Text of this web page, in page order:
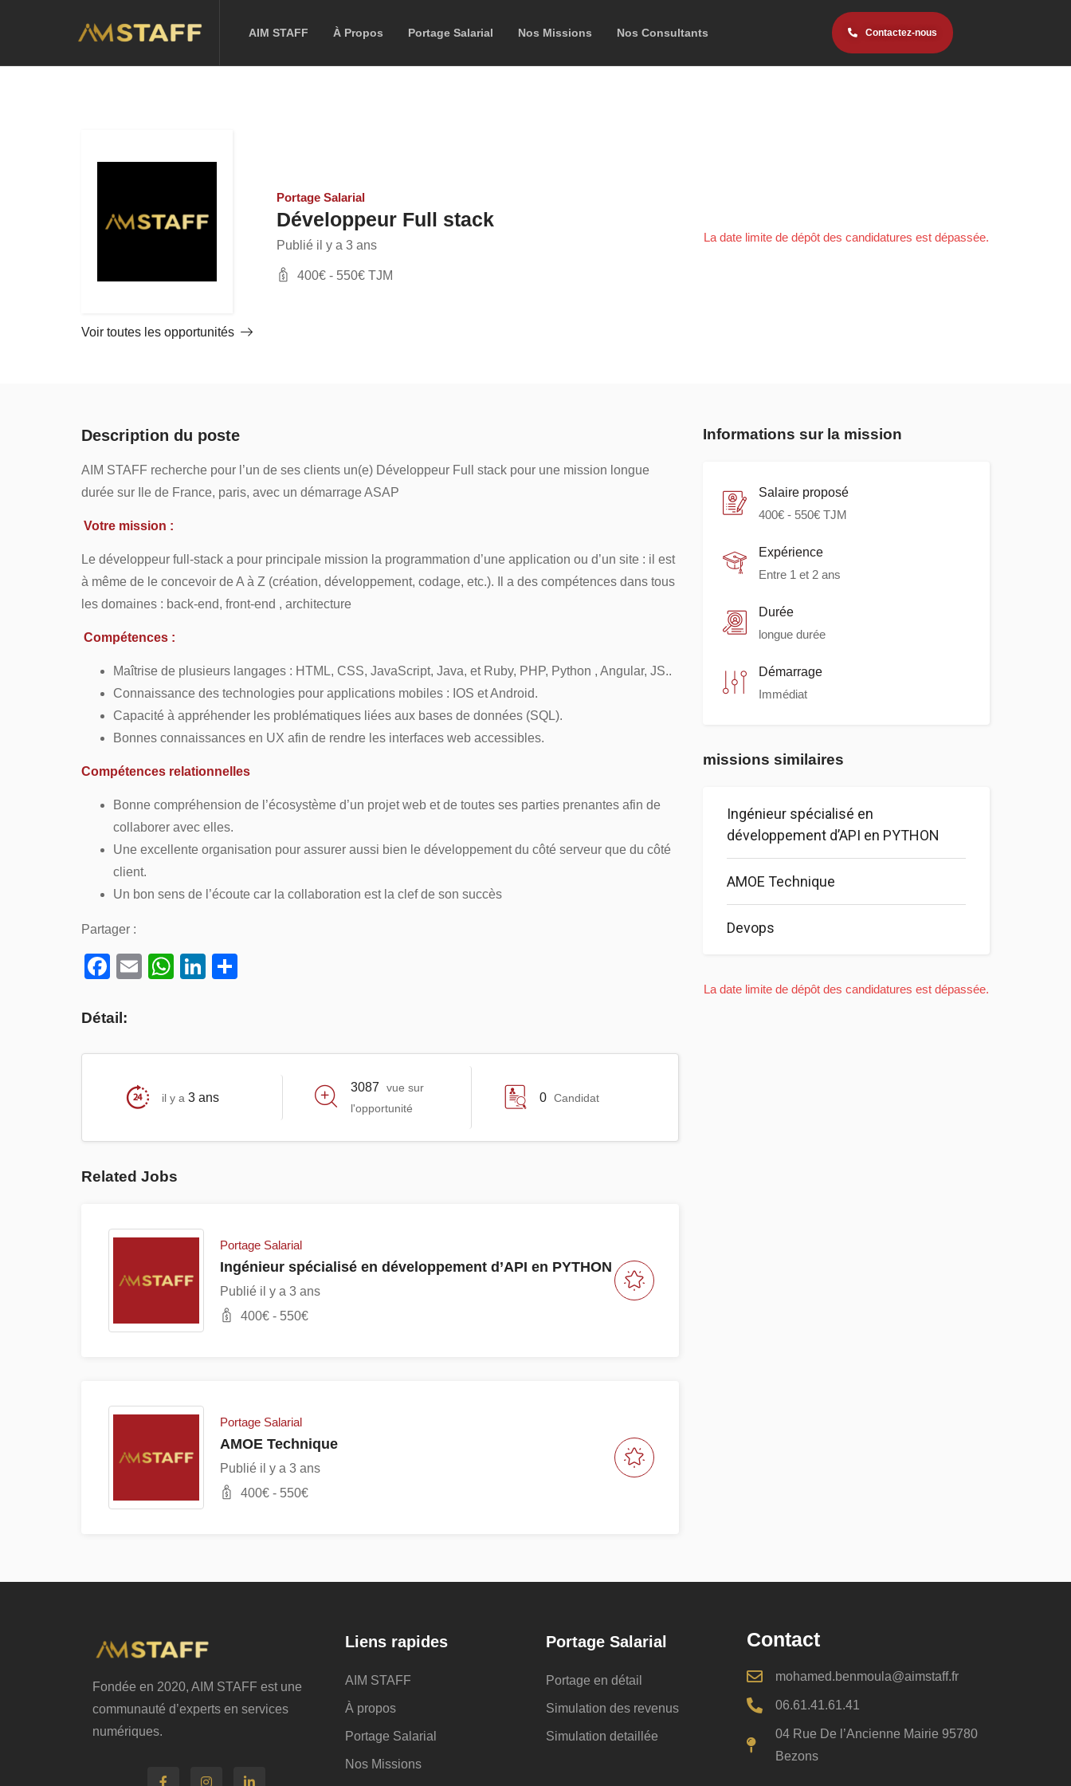
AIM STAFF À Propos Portage Salarial Nos Missions Nos Consultants Contactez-nous
Voir toutes les opportunités
Portage Salarial
Développeur Full stack
Publié il y a 3 ans
400€ - 550€ TJM
La date limite de dépôt des candidatures est dépassée.
Description du poste
AIM STAFF recherche pour l’un de ses clients un(e) Développeur Full stack pour une mission longue
durée sur Ile de France, paris, avec un démarrage ASAP
Votre mission :
Le développeur full-stack a pour principale mission la programmation d’une application ou d’un site : il est
à même de le concevoir de A à Z (création, développement, codage, etc.). Il a des compétences dans tous
les domaines : back-end, front-end , architecture
Compétences :
Maîtrise de plusieurs langages : HTML, CSS, JavaScript, Java, et Ruby, PHP, Python , Angular, JS..
Connaissance des technologies pour applications mobiles : IOS et Android.
Capacité à appréhender les problématiques liées aux bases de données (SQL).
Bonnes connaissances en UX afin de rendre les interfaces web accessibles.
Compétences relationnelles
Bonne compréhension de l’écosystème d’un projet web et de toutes ses parties prenantes afin de
collaborer avec elles.
Une excellente organisation pour assurer aussi bien le développement du côté serveur que du côté
client.
Un bon sens de l’écoute car la collaboration est la clef de son succès
Partager :
Facebook
EmailWhatsApp
LinkedIn
Détail:
il y a 3 ans
3087
vue sur
l'opportunité
0 Candidat
Related Jobs
Portage Salarial
Ingénieur spécialisé en développement d’API en PYTHON
Publié il y a 3 ans
400€ - 550€
Portage Salarial
AMOE Technique
Publié il y a 3 ans
400€ - 550€
Informations sur la mission
Salaire proposé
400€ - 550€ TJM
Expérience
Entre 1 et 2 ans
Durée
longue durée
Démarrage
Immédiat
missions similaires
Ingénieur spécialisé en
développement d’API en PYTHON
AMOE Technique
Devops
La date limite de dépôt des candidatures est dépassée.
Fondée en 2020, AIM STAFF est une
communauté d’experts en services
numériques.
Liens rapides
AIM STAFF
À propos
Portage Salarial
Nos Missions
Portage Salarial
Portage en détail
Simulation des revenus
Simulation detaillée
Contact
mohamed.benmoula@aimstaff.fr
06.61.41.61.41
04 Rue De l’Ancienne Mairie 95780
Bezons